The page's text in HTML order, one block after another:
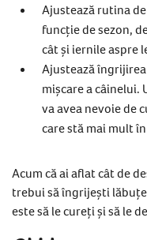
Ajustează rutina
funcție de sezon,
cât și iernile aspre
Ajustează
mișcare a câinelui.
va avea nevoie de
care stă mai mult în
Acum că ai aflat cât de
trebui să îngrijești
este să le cureți și să le